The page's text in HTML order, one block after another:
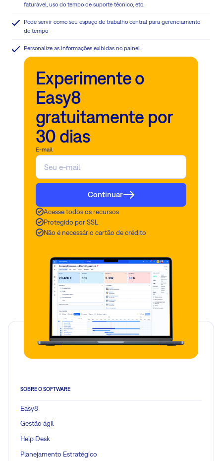
faturável, uso do tempo de suporte técnico, etc.
Pode servir como seu espaço de trabalho central para gerenciamento
de tempo
Personalize as informações exibidas no painel
Experimente o
Easy8
gratuitamente por
30 dias
E-mail
Continuar
Acesse todos os recursos
Protegido por SSL
Não é necessário cartão de crédito
SOBRE O SOFTWARE
Easy8
Gestão ágil
Help Desk
Planejamento Estratégico